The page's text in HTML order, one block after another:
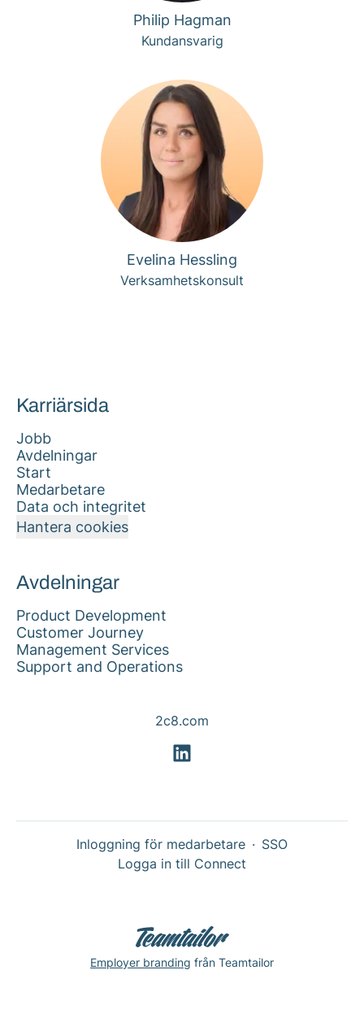
Philip Hagman
Kundansvarig
Evelina Hessling
Verksamhetskonsult
Karriärsida
Jobb
Avdelningar
Start
Medarbetare
Data och integritet
Hantera cookies
Avdelningar
Product Development
Customer Journey
Management Services
Support and Operations
2c8.com
Inloggning för medarbetare · SSO
Logga in till Connect
Employer branding från Teamtailor